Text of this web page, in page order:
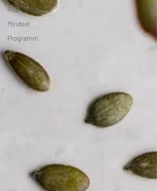
Rezepte
Mindset
Programm